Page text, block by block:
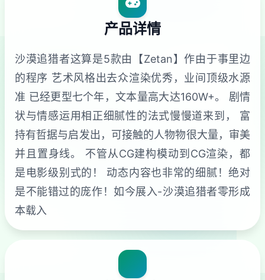
产品详情
沙漠追猎者这算是5款由【Zetan】作由于事里边
的程序 艺术风格出去众渲染优秀，业间顶级水源
准 已经更型七个年，文本量高大达160W+。 剧情
状与情感运用相正细腻性的法式慢慢道来到， 富
持有哲据与启发出，可接触的人物物很大量，审美
并且置身线。 不管从CG建构模动到CG渲染，都
是电影级别式的！ 动态内容也非常的细腻！绝对
是不能错过的庞作！如今展入-沙漠追猎者零形成
本载入